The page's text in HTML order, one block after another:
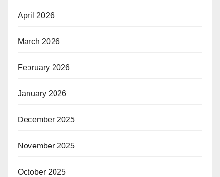
April 2026
March 2026
February 2026
January 2026
December 2025
November 2025
October 2025